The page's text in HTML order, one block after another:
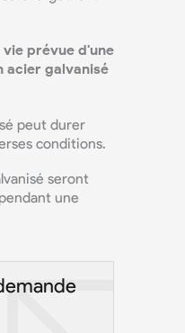
prévue d'une
acier galvanisé
peut durer
conditions.
seront
une